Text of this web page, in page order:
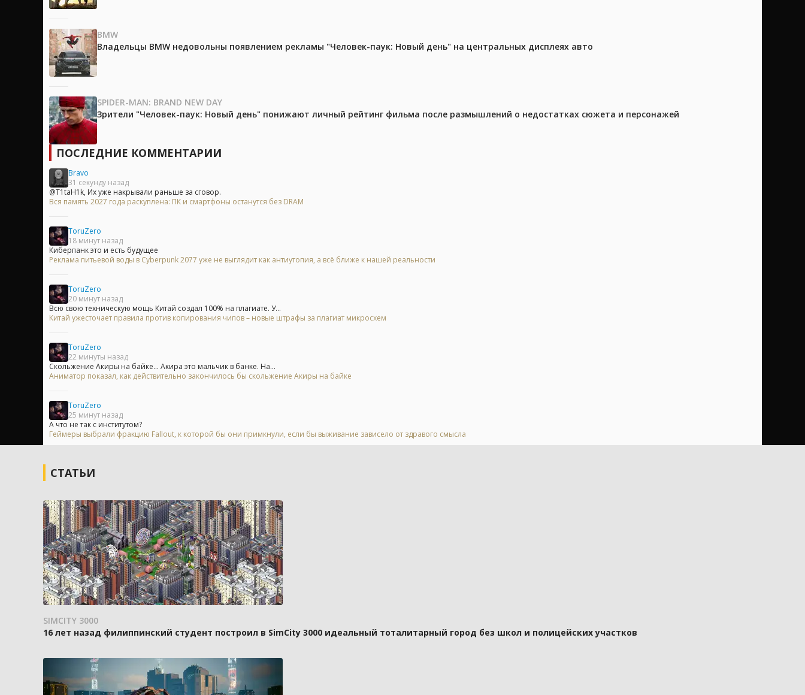
BMW
Владельцы BMW недовольны появлением рекламы "Человек-паук: Новый день" на центральных дисплеях авто
SPIDER-MAN: BRAND NEW DAY
Зрители "Человек-паук: Новый день" понижают личный рейтинг фильма после размышлений о недостатках сюжета и персонажей
ПОСЛЕДНИЕ КОММЕНТАРИИ
Bravo
31 секунду назад
@T1taH1k, Их уже накрывали раньше за сговор.
Вся память 2027 года раскуплена: ПК и смартфоны останутся без DRAM
ToruZero
18 минут назад
Киберпанк это и есть будущее
Реклама питьевой воды в Cyberpunk 2077 уже не выглядит как антиутопия, а всё ближе к нашей реальности
ToruZero
20 минут назад
Всю свою техническую мощь Китай создал 100% на плагиате. У...
Китай ужесточает правила против копирования чипов – новые штрафы за плагиат микросхем
ToruZero
22 минуты назад
Скольжение Акиры на байке... Акира это мальчик в банке. На...
Аниматор показал, как действительно закончилось бы скольжение Акиры на байке
ToruZero
25 минут назад
А что не так с институтом?
Геймеры выбрали фракцию Fallout, к которой бы они примкнули, если бы выживание зависело от здравого смысла
СТАТЬИ
SIMCITY 3000
16 лет назад филиппинский студент построил в SimCity 3000 идеальный тоталитарный город без школ и полицейских участков